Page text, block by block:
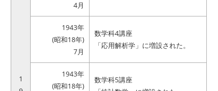
1
4月
1943年
(昭和18年)
7月
数学科4講座
「応用解析学」に増設された。
1943年
(昭和18年)
数学科5講座